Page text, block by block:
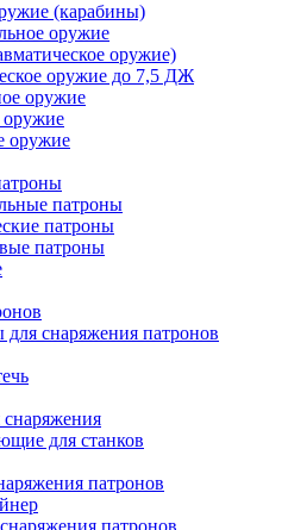
(карабины)
оружие
оружие)
оружие до 7,5 ДЖ
оружие
оружие
патроны
патроны
патроны
для снаряжения патронов
для станков
патронов
патронов